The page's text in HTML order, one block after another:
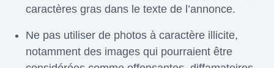
caractères gras dans le texte de l’annonce.
Ne pas utiliser de photos à caractère illicite,
notamment des images qui pourraient être